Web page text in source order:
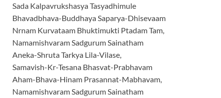
Sada Kalpavrukshasya Tasyadhimule
Bhavadbhava-Buddhaya Saparya-Dhisevaam
Nrnam Kurvataam Bhuktimukti Ptadam Tam,
Namamishvaram Sadgurum Sainatham
Aneka-Shruta Tarkya Lila-Vilase,
Samavish-Kr-Tesana Bhasvat-Prabhavam
Aham-Bhava-Hinam Prasannat-Mabhavam,
Namamishvaram Sadgurum Sainatham